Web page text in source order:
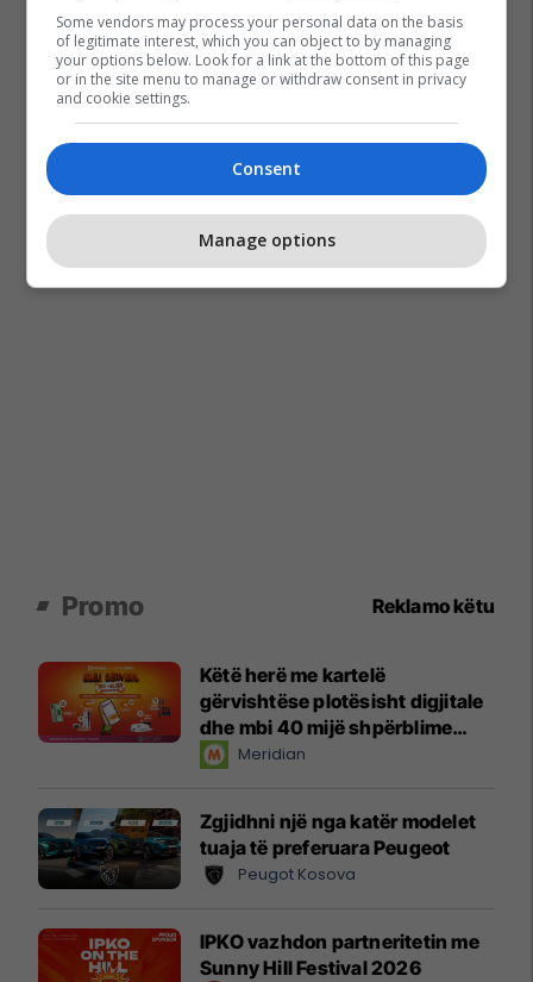
Promo Reklamo këtu
Këtë herë me kartelë
gërvishtëse plotësisht digjitale
dhe mbi 40 mijë shpërblime
instant!Meridian
Zgjidhni një nga katër modelet
tuaja të preferuara Peugeot
Peugot Kosova
IPKO vazhdon partneritetin me
Sunny Hill Festival 2026
Some vendors may process your personal data on the basis
of legitimate interest, which you can object to by managing
your options below. Look for a link at the bottom of this page
or in the site menu to manage or withdraw consent in privacy
and cookie settings.
Consent
Manage options